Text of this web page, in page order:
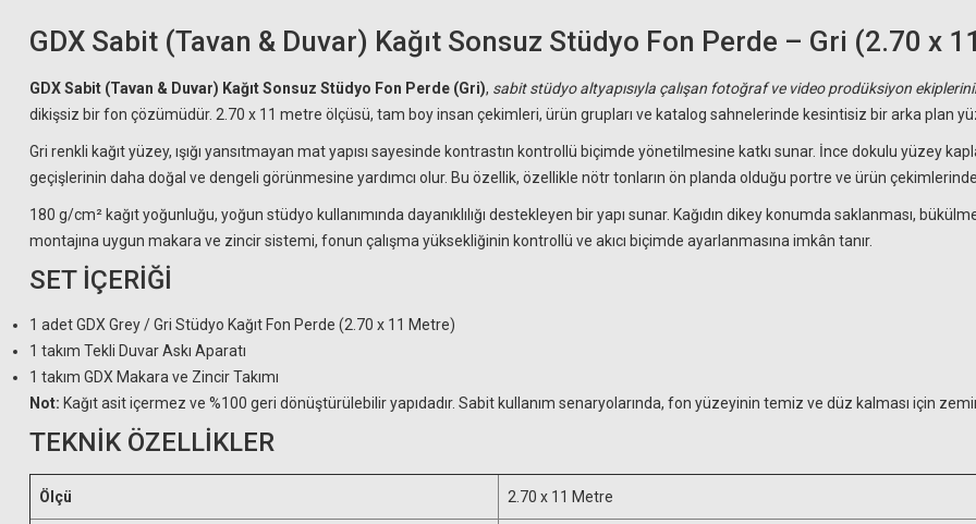
GDX Sabit (Tavan & Duvar) Kağıt Sonsuz Stüdyo Fon Perde – Gri (2.70 x
GDX Sabit (Tavan & Duvar) Kağıt Sonsuz Stüdyo Fon Perde (Gri), sabit stüdyo altyapısıyla çalışan fotoğraf ve video prodüksiyon
dikişsiz bir fon çözümüdür. 2.70 x 11 metre ölçüsü, tam boy insan çekimleri, ürün grupları ve katalog sahnelerinde kesintisiz bir arka plan
Gri renkli kağıt yüzey, ışığı yansıtmayan mat yapısı sayesinde kontrastın kontrollü biçimde yönetilmesine katkı sunar. İnce dokulu yüzey
geçişlerinin daha doğal ve dengeli görünmesine yardımcı olur. Bu özellik, özellikle nötr tonların ön planda olduğu portre ve ürün
180 g/cm² kağıt yoğunluğu, yoğun stüdyo kullanımında dayanıklılığı destekleyen bir yapı sunar. Kağıdın dikey konumda saklanması,
montajına uygun makara ve zincir sistemi, fonun çalışma yüksekliğinin kontrollü ve akıcı biçimde ayarlanmasına imkân tanır.
SET İÇERİĞİ
1 adet GDX Grey / Gri Stüdyo Kağıt Fon Perde (2.70 x 11 Metre)
1 takım Tekli Duvar Askı Aparatı
1 takım GDX Makara ve Zincir Takımı
Not: Kağıt asit içermez ve %100 geri dönüştürülebilir yapıdadır. Sabit kullanım senaryolarında, fon yüzeyinin temiz ve düz kalması için
TEKNİK ÖZELLİKLER
Ölçü 2.70 x 11 Metre